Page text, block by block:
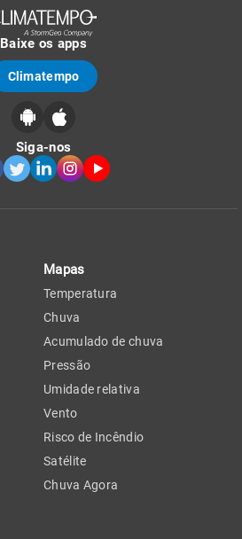
Baixe os apps
Climatempo
Siga-nos
Mapas
Temperatura
Chuva
Acumulado de chuva
Pressão
Umidade relativa
Vento
Risco de Incêndio
Satélite
Chuva Agora